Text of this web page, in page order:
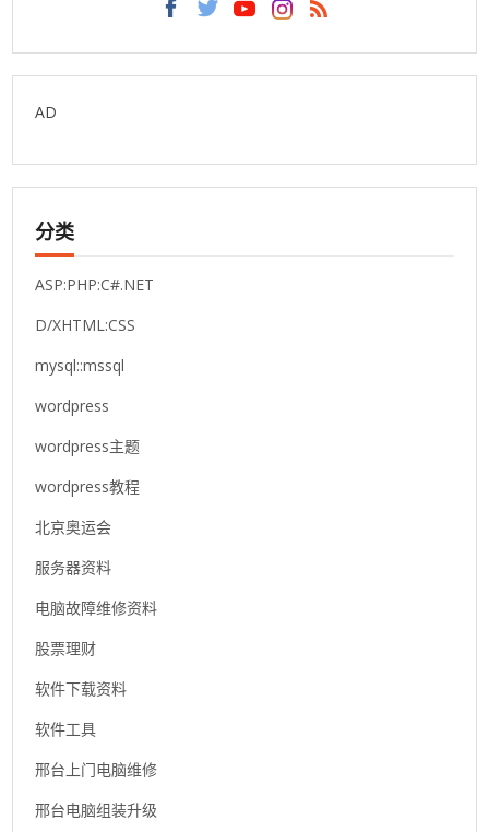
AD
分类
ASP:PHP:C#.NET
D/XHTML:CSS
mysql::mssql
wordpress
wordpress主题
wordpress教程
北京奥运会
服务器资料
电脑故障维修资料
股票理财
软件下载资料
软件工具
邢台上门电脑维修
邢台电脑组装升级